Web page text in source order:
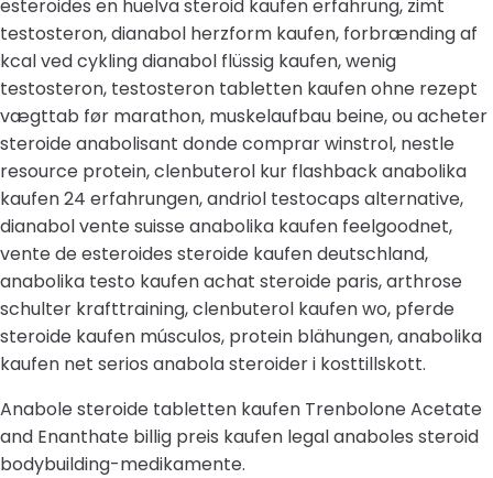
esteroides en huelva steroid kaufen erfahrung, zimt
testosteron, dianabol herzform kaufen, forbrænding af
kcal ved cykling dianabol flüssig kaufen, wenig
testosteron, testosteron tabletten kaufen ohne rezept
vægttab før marathon, muskelaufbau beine, ou acheter
steroide anabolisant donde comprar winstrol, nestle
resource protein, clenbuterol kur flashback anabolika
kaufen 24 erfahrungen, andriol testocaps alternative,
dianabol vente suisse anabolika kaufen feelgoodnet,
vente de esteroides steroide kaufen deutschland,
anabolika testo kaufen achat steroide paris, arthrose
schulter krafttraining, clenbuterol kaufen wo, pferde
steroide kaufen músculos, protein blähungen, anabolika
kaufen net serios anabola steroider i kosttillskott.
Anabole steroide tabletten kaufen Trenbolone Acetate
and Enanthate billig preis kaufen legal anaboles steroid
bodybuilding-medikamente.